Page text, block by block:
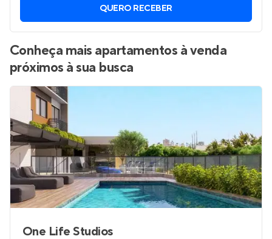
QUERO RECEBER
Conheça mais apartamentos à venda
próximos à sua busca
One Life Studios